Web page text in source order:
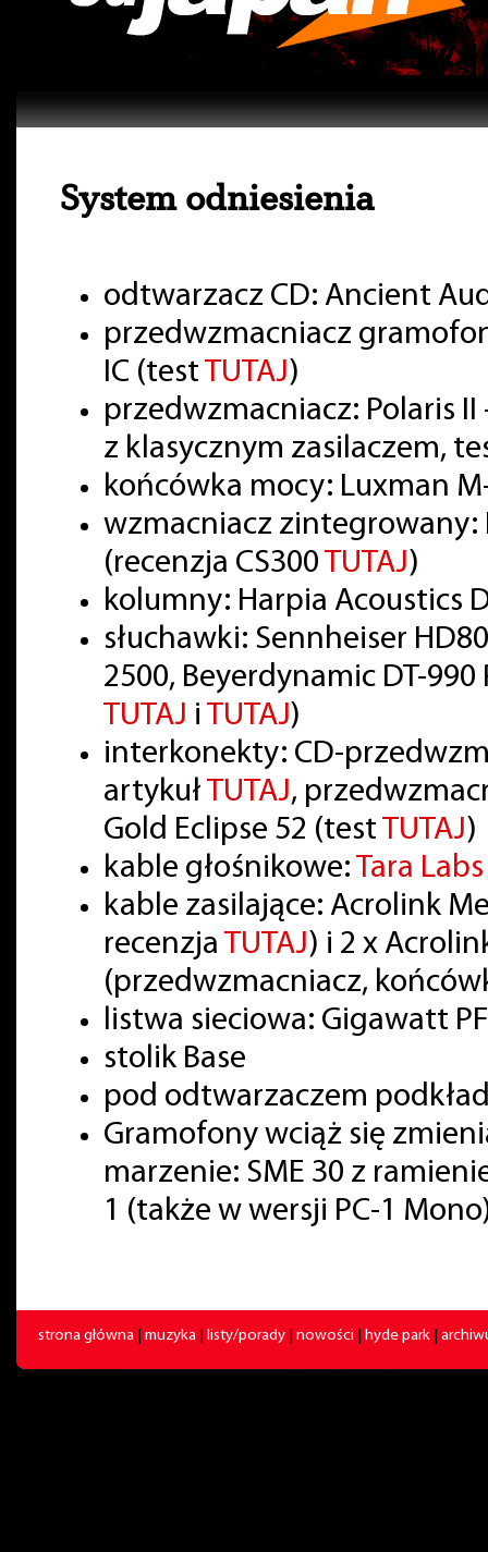
System odniesienia
odtwarzacz CD: Ancient
przedwzmacniacz
IC (test
TUTAJ)
przedwzmacniacz: Polaris II
z klasycznym zasilaczem,
końcówka mocy: Luxman
wzmacniacz zintegrowany:
(recenzja CS300
TUTAJ)
kolumny: Harpia Acoustics
słuchawki: Sennheiser
2500, Beyerdynamic DT-
TUTAJ i TUTAJ)
interkonekty: CD-
artykuł
TUTAJ,
Gold Eclipse 52 (test
TUTAJ)
kable głośnikowe:
Tara
kable zasilające: Acrolink
recenzja
TUTAJ) i 2 x
(przedwzmacniacz,
listwa sieciowa: Gigawatt
stolik Base
pod odtwarzaczem
Gramofony wciąż się
marzenie: SME 30 z
1 (także w wersji PC-1
strona główna muzyka listy/porady nowości hyde park